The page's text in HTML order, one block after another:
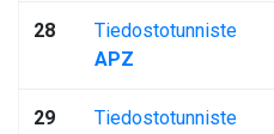
28
Tiedostotunniste
APZ
29
Tiedostotunniste